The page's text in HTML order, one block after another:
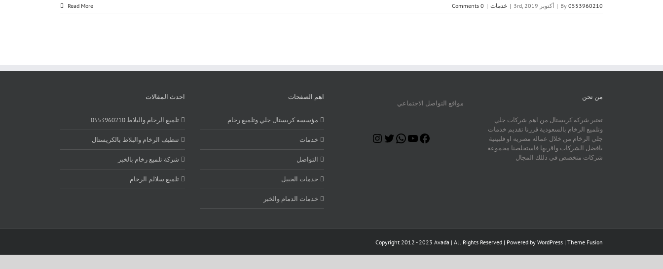
By 0553960210
| أكتوبر 3rd, 2019 | خدمات |
0 Comments
Read More
من نحن
تعتبر شركة كريستال من اهم شركات جلي
وتلميع الرخام بالسعودية قررنا تقديم خدمات
جلي الرخام من خلال عماله مصريه او فلبينية
بافضل الشركات واقربها فاستخلصنا مجموعة
شركات متخصص في ذللك المجال
مواقع التواصل الاجتماعي
Facebook
YouTube
WhatsApp
Twitter
اهم الصفحات
مؤسسة كريستال جلي وتلميع رخام
خدمات
التواصل
خدمات الجبيل
خدمات الدمام والخبر
احدث المقالات
تلميع الرخام والبلاط 0553960210
تنظيف الرخام والبلاط بالكريستال
شركة تلميع رخام بالخبر
تلميع سلالم الرخام
Copyright 2012 - 2023 Avada | All Rights Reserved | Powered by WordPress | Theme Fusion